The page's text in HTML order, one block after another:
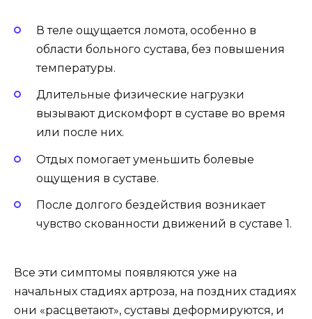
В теле ощущается ломота, особенно в
области больного сустава, без повышения
температуры.
Длительные физические нагрузки
вызывают дискомфорт в суставе во время
или после них.
Отдых помогает уменьшить болевые
ощущения в суставе.
После долгого бездействия возникает
чувство скованности движений в суставе 1.
Все эти симптомы появляются уже на
начальных стадиях артроза, на поздних стадиях
они «расцветают», суставы деформируются, и